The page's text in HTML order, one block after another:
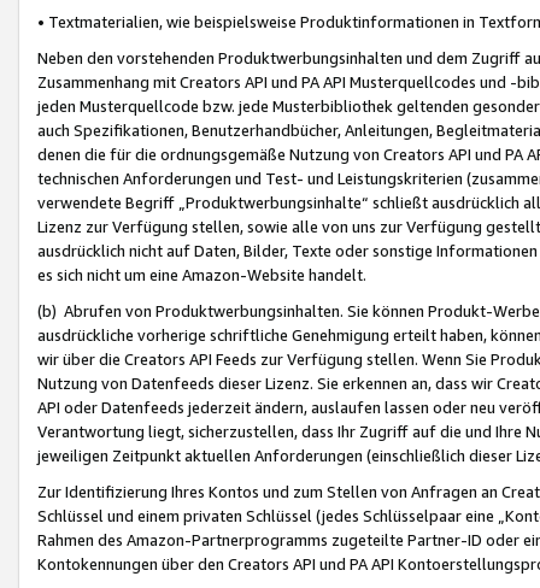
• Textmaterialien, wie beispielsweise Produktinformationen in
Neben den vorstehenden Produktwerbungsinhalten und dem Zugriff
Zusammenhang mit Creators API und PA API Musterquellcodes und
jeden Musterquellcode bzw. jede Musterbibliothek geltenden
auch Spezifikationen, Benutzerhandbücher, Anleitungen,
denen die für die ordnungsgemäße Nutzung von Creators API und PA
technischen Anforderungen und Test- und Leistungskriterien
verwendete Begriff „Produktwerbungsinhalte“ schließt ausdrücklich
Lizenz zur Verfügung stellen, sowie alle von uns zur Verfügung
ausdrücklich nicht auf Daten, Bilder, Texte oder sonstige
es sich nicht um eine Amazon-Website handelt.
(b) Abrufen von Produktwerbungsinhalten. Sie können Produkt-
ausdrückliche vorherige schriftliche Genehmigung erteilt haben,
wir über die Creators API Feeds zur Verfügung stellen. Wenn Sie
Nutzung von Datenfeeds dieser Lizenz. Sie erkennen an, dass wir
API oder Datenfeeds jederzeit ändern, auslaufen lassen oder neu
Verantwortung liegt, sicherzustellen, dass Ihr Zugriff auf die und Ihre
jeweiligen Zeitpunkt aktuellen Anforderungen (einschließlich dieser
Zur Identifizierung Ihres Kontos und zum Stellen von Anfragen an
Schlüssel und einem privaten Schlüssel (jedes Schlüsselpaar eine
Rahmen des Amazon-Partnerprogramms zugeteilte Partner-ID oder
Kontokennungen über den Creators API und PA API